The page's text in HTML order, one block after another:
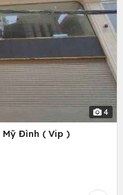
4
Mỹ Đình ( Vip )